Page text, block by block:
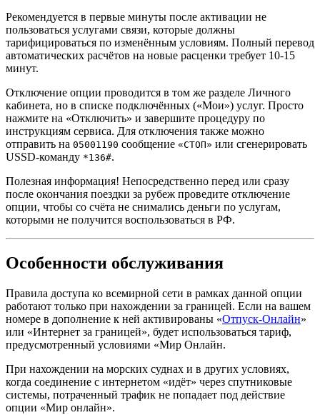
Рекомендуется в первые минуты после активации не
пользоваться услугами связи, которые должны
тарифицироваться по изменённым условиям. Полный перевод
автоматических расчётов на новые расценки требует 10-15
минут.
Отключение опции проводится в том же разделе Личного
кабинета, но в списке подключённых («Мои») услуг. Просто
нажмите на «Отключить» и завершите процедуру по
инструкциям сервиса. Для отключения также можно
отправить на 05001190 сообщение «СТОП» или сгенерировать
USSD-команду *136#.
Полезная информация! Непосредственно перед или сразу
после окончания поездки за рубеж проведите отключение
опции, чтобы со счёта не снимались деньги по услугам,
которыми не получится воспользоваться в РФ.
Особенности обслуживания
Правила доступа ко всемирной сети в рамках данной опции
работают только при нахождении за границей. Если на вашем
номере в дополнение к ней активированы «Отпуск-Онлайн»
или «Интернет за границей», будет использоваться тариф,
предусмотренный условиями «Мир Онлайн.
При нахождении на морских суднах и в других условиях,
когда соединение с интернетом «идёт» через спутниковые
системы, потраченный трафик не попадает под действие
опции «Мир онлайн».